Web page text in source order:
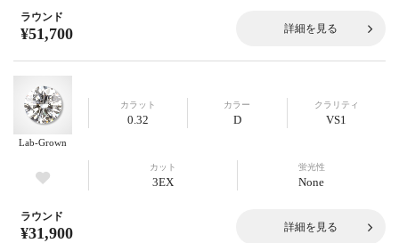
ラウンド
¥51,700 詳細を見る
Lab-Grown
カラット
0.32
カラー
D
クラリティ
VS1
カット
3EX
蛍光性
None
ラウンド
¥31,900 詳細を見る